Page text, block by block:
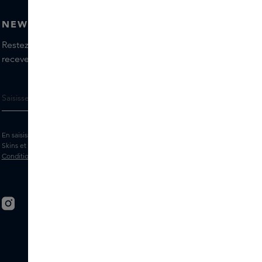
NEWSLETTER
Restez informé(e) des dernières marques et produits,
recevez les conseils de nos Skins Experts.
En saisissant votre adresse e-mail, vous acceptez de recevoir la newsletter
Skins et des messages marketing personnalisés par e-mail. Consultez les
Conditions générales